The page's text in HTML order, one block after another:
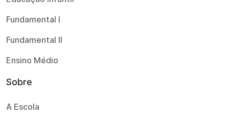
Fundamental I
Fundamental II
Ensino Médio
Sobre
A Escola